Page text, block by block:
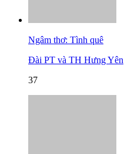
Ngâm thơ: Tình quê
Đài PT và TH Hưng Yên
37